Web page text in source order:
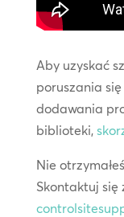
Aby uzyskać
poruszania
dodawania
biblioteki,
Nie
Skontaktuj się